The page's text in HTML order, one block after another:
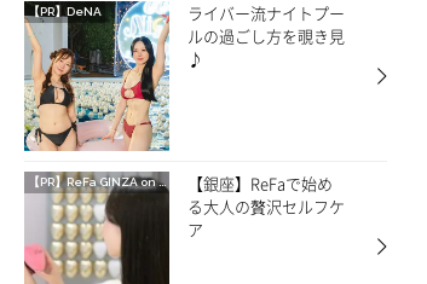
【PR】DeNA
ライバー流ナイトプー
ルの過ごし方を覗き見
♪
【PR】ReFa GINZA on CREA
【銀座】ReFaで始め
る大人の贅沢セルフケ
ア